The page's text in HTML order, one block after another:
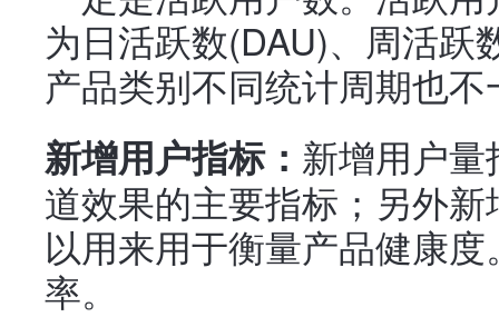
为日活跃数(DAU)、周活跃
产品类别不同统计周期也不
新增用户指标： 新增用户
道效果的主要指标；另外
以用来用于衡量产品健康
率。